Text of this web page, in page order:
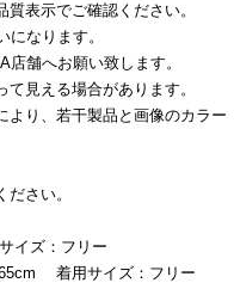
表示でご確認ください。
なります。
舗へお願い致します。
見える場合があります。
より、若干製品と画像のカラー
さい。
イズ：フリー
着用サイズ：フリー